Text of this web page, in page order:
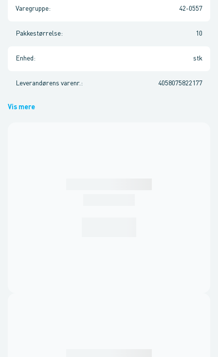
Varegruppe: 42-0557
Pakkestørrelse: 10
Enhed : stk
Leverandørens varenr. : 4058075822177
Vis mere